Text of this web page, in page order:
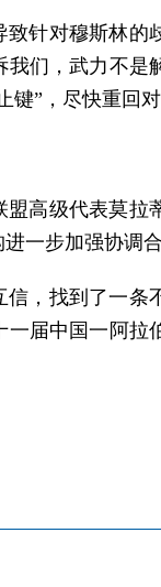
针对穆斯林
我们，武力不
键”，尽快重回
高级代表莫
一步加强协调
，找到了一
届中国一阿